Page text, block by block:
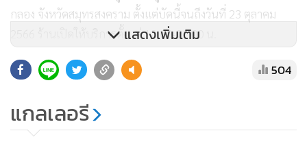
กลอง จังหวัดสมุทรสงคราม ตั้งแต่บัดนี้จนถึงวันที่ 23 ตุลาคม
2566 ร้านเปิดให้บริการตั้งแต่ 12.00-21.00 น.
แสดงเพิ่มเติม
504
แกลเลอรี